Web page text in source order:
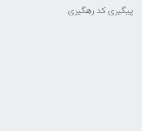
پیگیری کد رهگیری